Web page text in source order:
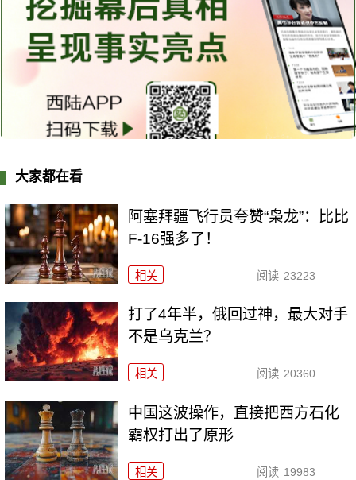
大家都在看
阿塞拜疆飞行员夸赞“枭龙”：比比
F-16强多了！
相关 阅读 23223
打了4年半，俄回过神，最大对手
不是乌克兰？
相关 阅读 20360
中国这波操作，直接把西方石化
霸权打出了原形
相关 阅读 19983